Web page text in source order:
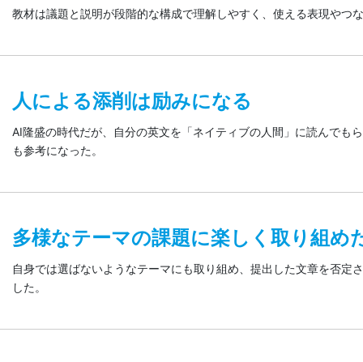
教材は議題と説明が段階的な構成で理解しやすく、使える表現や
人による添削は励みになる
AI隆盛の時代だが、自分の英文を「ネイティブの人間」に読んでも
も参考になった。
多様なテーマの課題に楽しく取り組め
自身では選ばないようなテーマにも取り組め、提出した文章を否
した。